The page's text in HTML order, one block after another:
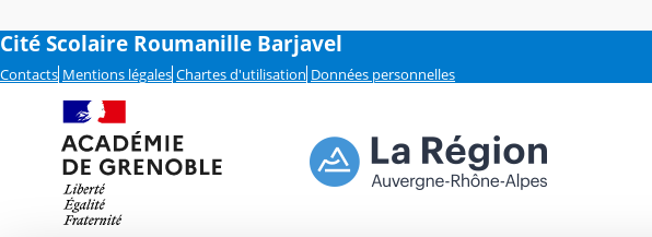
Cité Scolaire Roumanille Barjavel
Contacts Mentions légales Chartes d'utilisation Données personnelles